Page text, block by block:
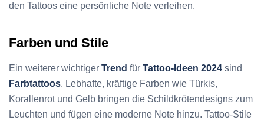
den Tattoos eine persönliche Note verleihen.
Farben und Stile
Ein weiterer wichtiger Trend für Tattoo-Ideen 2024 sind
Farbtattoos. Lebhafte, kräftige Farben wie Türkis,
Korallenrot und Gelb bringen die Schildkrötendesigns zum
Leuchten und fügen eine moderne Note hinzu. Tattoo-Stile